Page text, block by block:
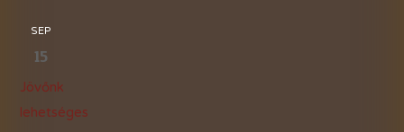
SEP
15
Jövőnk
lehetséges